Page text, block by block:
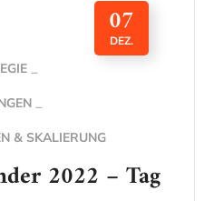
07
DEZ.
& SKALIERUNG
2022 – Tag